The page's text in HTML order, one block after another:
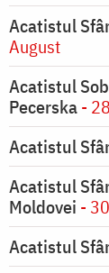
Acatistul
August
Acatistul
Pecerska-
Acatistul
Acatistul
Moldovei -
Acatistul